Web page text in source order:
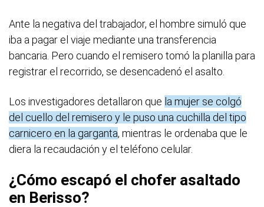
Ante la negativa del trabajador, el hombre simuló que
iba a pagar el viaje mediante una transferencia
bancaria. Pero cuando el remisero tomó la planilla para
registrar el recorrido, se desencadenó el asalto.
Los investigadores detallaron que la mujer se colgó
del cuello del remisero y le puso una cuchilla del tipo
carnicero en la garganta, mientras le ordenaba que le
diera la recaudación y el teléfono celular.
¿Cómo escapó el chofer asaltado
en Berisso?